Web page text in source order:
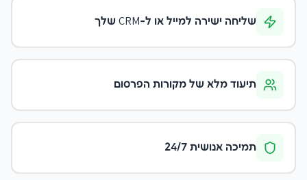
שליחה ישירה למייל או ל-CRM שלך
תיעוד מלא של מקורות הפרסום
תמיכה אנושית 24/7